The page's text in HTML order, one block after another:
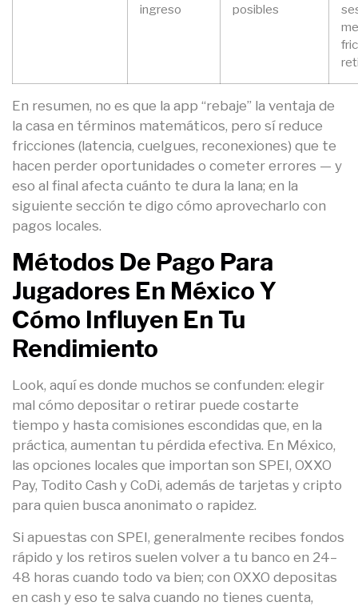
ingreso
posibles
En resumen, no es que la app “rebaje” la ventaja de
la casa en términos matemáticos, pero sí reduce
fricciones (latencia, cuelgues, reconexiones) que te
hacen perder oportunidades o cometer errores — y
eso al final afecta cuánto te dura la lana; en la
siguiente sección te digo cómo aprovecharlo con
pagos locales.
Métodos De Pago Para
Jugadores En México Y
Cómo Influyen En Tu
Rendimiento
Look, aquí es donde muchos se confunden: elegir
mal cómo depositar o retirar puede costarte
tiempo y hasta comisiones escondidas que, en la
práctica, aumentan tu pérdida efectiva. En México,
las opciones locales que importan son SPEI, OXXO
Pay, Todito Cash y CoDi, además de tarjetas y cripto
para quien busca anonimato o rapidez.
Si apuestas con SPEI, generalmente recibes fondos
rápido y los retiros suelen volver a tu banco en 24–
48 horas cuando todo va bien; con OXXO depositas
en cash y eso te salva cuando no tienes cuenta,